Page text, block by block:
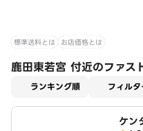
標準送料とは お店価格とは
鹿田東若宮 付近のファス
ランキング順 フィルタ
ケン